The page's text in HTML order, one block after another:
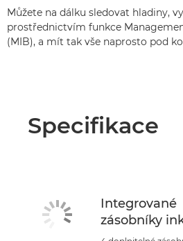
Můžete na dálku sledovat hladiny,
prostřednictvím funkce
(MIB), a mít tak vše naprosto pod
Specifikace
Integrované
zásobníky